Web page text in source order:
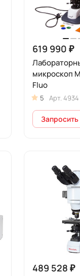
619 990 ₽
микроскоп
Fluo
5 Арт.4934
489 528 ₽